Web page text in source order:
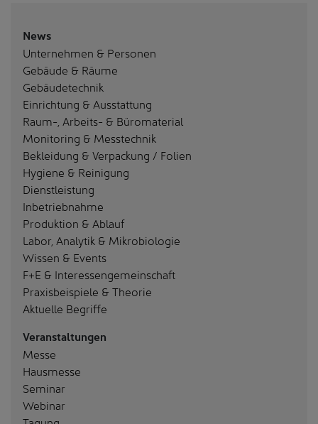
News
Unternehmen & Personen
Gebäude & Räume
Gebäudetechnik
Einrichtung & Ausstattung
Raum-, Arbeits- & Büromaterial
Monitoring & Messtechnik
Bekleidung & Verpackung / Folien
Hygiene & Reinigung
Dienstleistung
Inbetriebnahme
Produktion & Ablauf
Labor, Analytik & Mikrobiologie
Wissen & Events
F+E & Interessengemeinschaft
Praxisbeispiele & Theorie
Aktuelle Begriffe
Veranstaltungen
Messe
Hausmesse
Seminar
Webinar